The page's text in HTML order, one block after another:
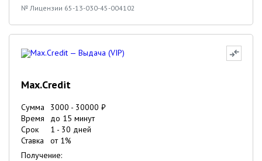
№ Лицензии 65-13-030-45-004102
Max.Credit
Сумма 3000 - 30000 ₽
Время
до 15 минут
Срок
1 - 30 дней
Ставка
от 1%
Получение: